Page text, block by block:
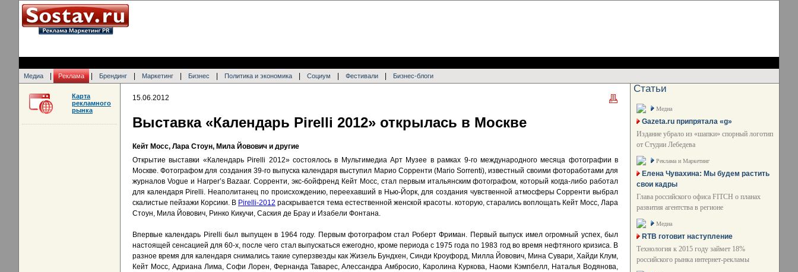
Медиа Реклама Брендинг Маркетинг Бизнес Политика и экономика Социум Фестивали Бизнес-блоги
15.06.2012
Выставка «Календарь Pirelli 2012» открылась в Москве
Кейт Мосс, Лара Стоун, Мила Йовович и другие
Открытие выставки «Календарь Pirelli 2012» состоялось в Мультимедиа Арт Музее в рамках 9-го международного месяца фотографии в
Москве. Фотографом для создания 39-го выпуска календаря выступил Марио Сорренти (Mario Sorrenti), известный своими фотоработами для
журналов Vogue и Harper’s Bazaar. Сорренти, экс-бойфренд Кейт Мосс, стал первым итальянским фотографом, который когда-либо работал
для календаря Pirelli. Неаполитанец по происхождению, переехавший в Нью-Йорк, для создания чувственной атмосферы Сорренти выбрал
скалистые пейзажи Корсики. В Pirelli-2012 раскрывается тема естественной женской красоты. которую, старались воплощать Кейт Мосс, Лара
Стоун, Мила Йовович, Ринко Кикучи, Саския де Брау и Изабели Фонтана.
Впервые календарь Pirelli был выпущен в 1964 году. Первым фотографом стал Роберт Фриман. Первый выпуск имел огромный успех, был
настоящей сенсацией для 60-х, после чего стал выпускаться ежегодно, кроме периода с 1975 года по 1983 год во время нефтяного кризиса. В
разное время для календаря снимались такие суперзвезды как Жизель Бундхен, Синди Кроуфорд, Милла Йовович, Мина Сувари, Хайди Клум,
Кейт Мосс, Адриана Лима, Софи Лорен, Фернанда Таварес, Алессандра Амбросио, Каролина Куркова, Наоми Кэмпбелл, Наталья Водянова,
Карта
рекламного
рынка
Статьи
Медиа
Gazeta.ru припрятала «g»
Издание убрало из «шапки» спорный логотип
от Студии Лебедева
Реклама и Маркетинг
Елена Чувахина: Мы будем растить
свои кадры
Глава российского офиса FITCH о планах
развития агентства в регионе
Медиа
RTB готовит наступление
Технология к 2015 году займет 18%
российского рынка интернет-рекламы